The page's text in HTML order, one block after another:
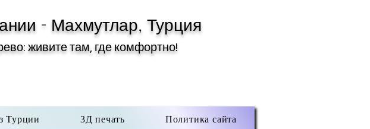
- Махмутлар, Турция
живите там, где комфортно!
Турции 3Д печать Политика сайта